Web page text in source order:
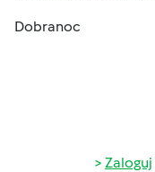
Dobranoc
Zaloguj